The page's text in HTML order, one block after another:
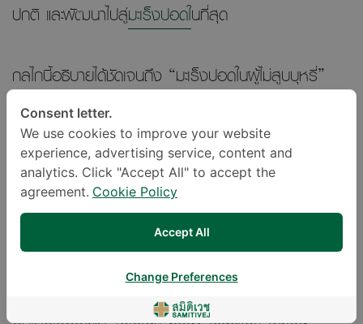
ปกติ และพัฒนาไปสู่มะเร็งปอดในที่สุด
กลไกนี้อธิบายได้ชัดเจนถึง “มะเร็งปอดในผู้ไม่สูบบุหรี่”
โดยเฉพาะในประชากรเอเชียที่พบการกลายพันธุ์ของ EGFR
สูงกว่าประชากรตะวันตก
นอกจากนี้ มลพิษยังเสริมฤทธิ์ซึ่งกันและกัน ทำหน้าที่เป็น
“พาหะ” นำโลหะหนักและสารพิษเข้าสู่ปอด ขณะที่ VOCs
และไมโครพลาสติกสามารถซึมผ่านเยื่อบุผิว กระตุ้นการ
Consent letter.
We use cookies to improve your website
experience, advertising service, content and
analytics. Click "Accept All" to accept the
agreement. Cookie Policy
Accept All
Change Preferences